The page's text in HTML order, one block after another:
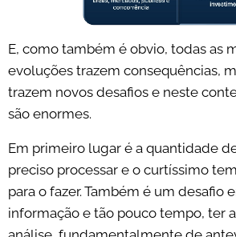
E, como também é obvio, todas as
evoluções trazem consequências,
trazem novos desafios e neste
são enormes.
Em primeiro lugar é a quantidade
preciso processar e o curtíssimo
para o fazer. Também é um desafio
informação e tão pouco tempo, ter